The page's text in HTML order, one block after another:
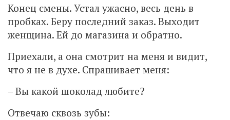
Конец смены. Устал ужасно, весь день в
пробках. Беру последний заказ. Выходит
женщина. Ей до магазина и обратно.
Приехали, а она смотрит на меня и видит,
что я не в духе. Спрашивает меня:
– Вы какой шоколад любите?
Отвечаю сквозь зубы: